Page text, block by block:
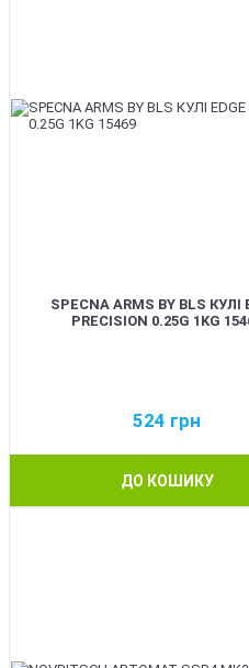
SPECNA ARMS BY BLS КУЛІ
PRECISION 0.25G 1KG
524 грн
ДО КОШИКУ